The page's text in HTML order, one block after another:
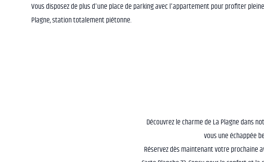
Vous disposez de plus d'une place de parking avec l'appartement pour profiter
Plagne, station totalement piétonne.
Découvrez le charme de La Plagne dans
vous une échappée
Réservez dès maintenant votre